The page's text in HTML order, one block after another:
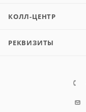
КОЛЛ-ЦЕНТР
РЕКВИЗИТЫ